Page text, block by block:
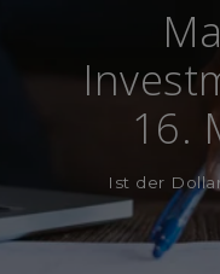
16.
Ist der